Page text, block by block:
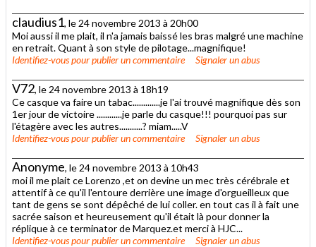
claudius1, le 24 novembre 2013 à 20h00
Moi aussi il me plait, il n'a jamais baissé les bras malgré une machine
en retrait. Quant à son style de pilotage...magnifique!
Identifiez-vouspour publier un commentaire Signaler un abus
V72, le 24 novembre 2013 à 18h19
Ce casque va faire un tabac.............je l'ai trouvé magnifique dès son
1er jour de victoire ............je parle du casque!!! pourquoi pas sur
l'étagère avec les autres...........? miam.....V
Identifiez-vouspour publier un commentaire Signaler un abus
Anonyme, le 24 novembre 2013 à 10h43
moi il me plait ce Lorenzo ,et on devine un mec très cérébrale et
attentif à ce qu'il l'entoure derrière une image d'orgueilleux que
tant de gens se sont dépêché de lui coller. en tout cas il à fait une
sacrée saison et heureusement qu'il était là pour donner la
réplique à ce terminator de Marquez.et merci à HJC...
Identifiez-vouspour publier un commentaire Signaler un abus